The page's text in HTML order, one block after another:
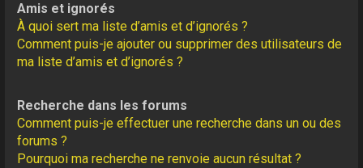
Amis et ignorés
À quoi sert ma liste d’amis et d’ignorés ?
Comment puis-je ajouter ou supprimer des utilisateurs de
ma liste d’amis et d’ignorés ?
Recherche dans les forums
Comment puis-je effectuer une recherche dans un ou des
forums ?
Pourquoi ma recherche ne renvoie aucun résultat ?